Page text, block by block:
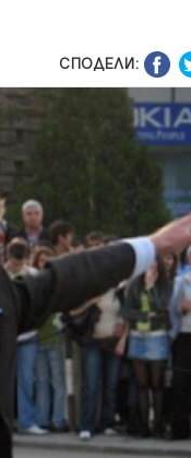
СПОДЕЛИ: